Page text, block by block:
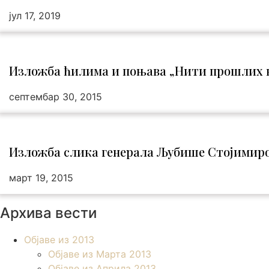
јул 17, 2019
Изложба ћилима и поњава „Нити прошлих
септембар 30, 2015
Изложба слика генерала Љубише
март 19, 2015
Архива вести
Објаве из 2013
Објаве из Марта 2013